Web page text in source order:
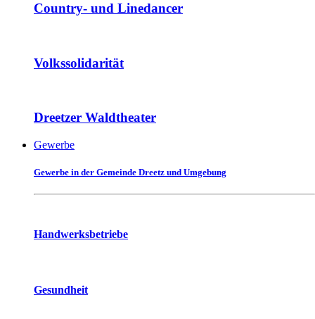
Country- und Linedancer
Volkssolidarität
Dreetzer Waldtheater
Gewerbe
Gewerbe in der Gemeinde Dreetz und Umgebung
Handwerksbetriebe
Gesundheit